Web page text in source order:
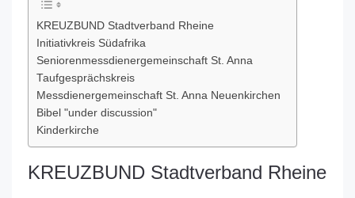
KREUZBUND Stadtverband Rheine
Initiativkreis Südafrika
Seniorenmessdienergemeinschaft St. Anna
Taufgesprächskreis
Messdienergemeinschaft St. Anna Neuenkirchen
Bibel "under discussion"
Kinderkirche
KREUZBUND Stadtverband Rheine